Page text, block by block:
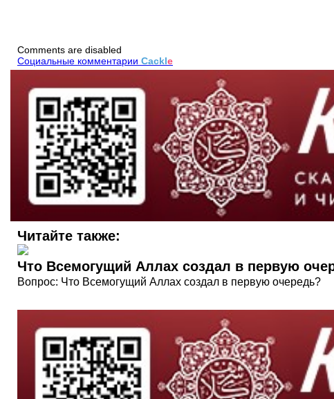
Comments are disabled
Социальные комментарии Cackle
Читайте также:
Что Всемогущий Аллах создал в первую
Вопрос: Что Всемогущий Аллах создал в первую очередь?